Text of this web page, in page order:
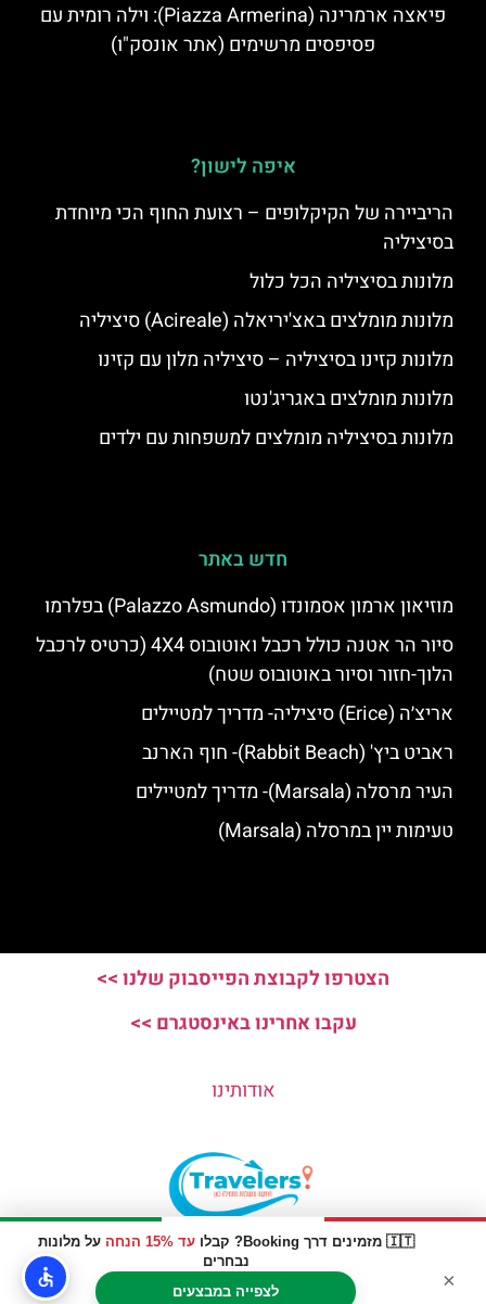
🇮🇹 מזמינים דרך Booking? קבלו עד 15% הנחה
על מלונות
נבחרים
לצפייה במבצעים
×
פיאצה ארמרינה (Piazza Armerina): וילה רומית עם
פסיפסים מרשימים (אתר אונסק"ו)
איפה לישון?
הריביירה של הקיקלופים – רצועת החוף הכי מיוחדת
בסיציליה
מלונות בסיציליה הכל כלול
מלונות מומלצים באצ'יריאלה (Acireale) סיציליה
מלונות קזינו בסיציליה – סיציליה מלון עם קזינו
מלונות מומלצים באגריג'נטו
מלונות בסיציליה מומלצים למשפחות עם ילדים
חדש באתר
מוזיאון ארמון אסמונדו (Palazzo Asmundo) בפלרמו
סיור הר אטנה כולל רכבל ואוטובוס 4X4 (כרטיס לרכבל
הלוך-חזור וסיור באוטובוס שטח)
אריצ׳ה (Erice) סיציליה- מדריך למטיילים
ראביט ביץ' (Rabbit Beach)- חוף הארנב
העיר מרסלה (Marsala)- מדריך למטיילים
טעימות יין במרסלה (Marsala)
הצטרפו לקבוצת הפייסבוק שלנו >>
עקבו אחרינו באינסטגרם >>
אודותינו
האתר הינו אתר המלצות מטיילים © כל הזכויות שמורות לסוכנות
TRAVELERS.CO.IL